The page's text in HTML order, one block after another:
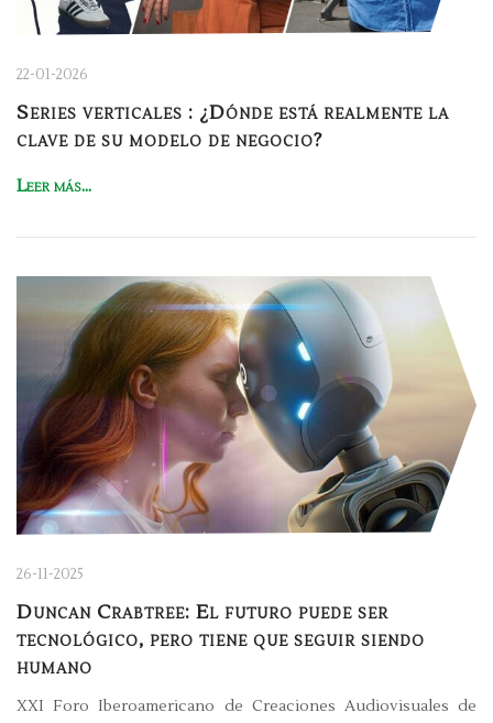
22-01-2026
Series verticales : ¿Dónde está realmente la
clave de su modelo de negocio?
Leer más...
26-11-2025
Duncan Crabtree: El futuro puede ser
tecnológico, pero tiene que seguir siendo
humano
XXI Foro Iberoamericano de Creaciones Audiovisuales de